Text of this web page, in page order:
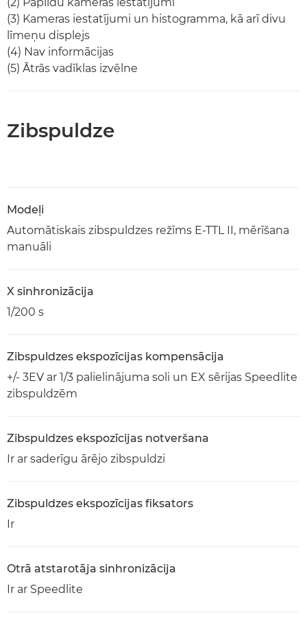
(3) Kameras iestatījumi un histogramma, kā arī divu
līmeņu displejs
(4) Nav informācijas
(5) Ātrās vadīklas izvēlne
Zibspuldze
Modeļi
Automātiskais zibspuldzes režīms E-TTL II, mērīšana
manuāli
X sinhronizācija
1/200 s
Zibspuldzes ekspozīcijas kompensācija
+/- 3EV ar 1/3 palielinājuma soli un EX sērijas Speedlite
zibspuldzēm
Zibspuldzes ekspozīcijas notveršana
Ir ar saderīgu ārējo zibspuldzi
Zibspuldzes ekspozīcijas fiksators
Ir
Otrā atstarotāja sinhronizācija
Ir ar Speedlite